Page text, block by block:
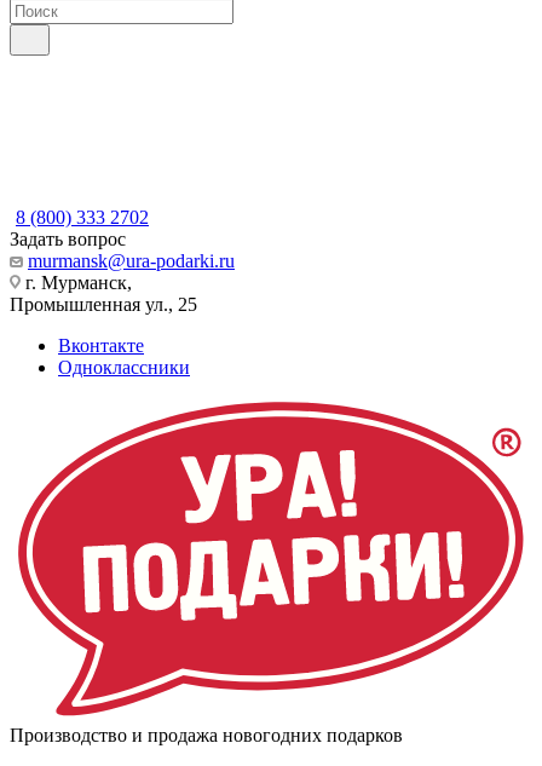
8 (800) 333 2702
Задать вопрос
murmansk@ura-podarki.ru
г. Мурманск,
Промышленная ул., 25
Вконтакте
Одноклассники
Производство и продажа новогодних подарков